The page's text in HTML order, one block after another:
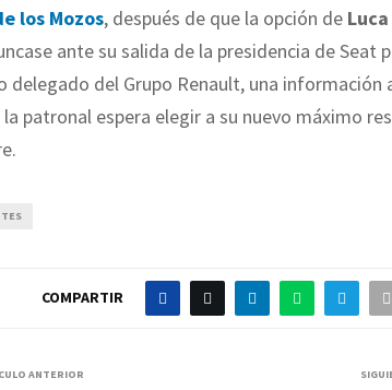
los Mozos, después de que la opción de
ante su salida de la presidencia de Seat
delegado del Grupo Renault, una información
patronal espera elegir a su nuevo máximo
COMPARTIR
ANTERIOR